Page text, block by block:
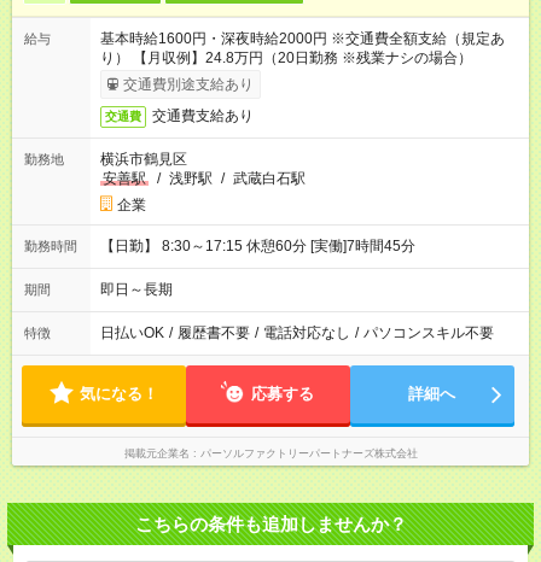
給与
基本時給1600円・深夜時給2000円 ※交通費全額支給（規定あ
り） 【月収例】24.8万円（20日勤務 ※残業ナシの場合）
交通費別途支給あり
交通費 交通費支給あり
勤務地
横浜市鶴見区
安善駅
/ 浅野駅 / 武蔵白石駅
企業
勤務時間 【日勤】 8:30～17:15 休憩60分 [実働]7時間45分
期間 即日～長期
特徴 日払いOK / 履歴書不要 / 電話対応なし / パソコンスキル不要
気になる！ 応募する 詳細へ
掲載元企業名 パーソルファクトリーパートナーズ株式会社
こちらの条件も追加しませんか？